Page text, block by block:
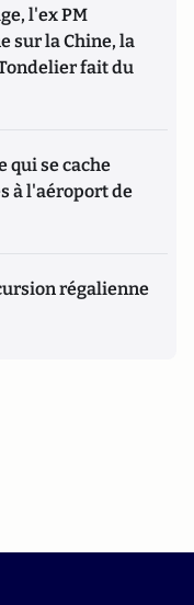
l'ex PM
sur la Chine, la
fait du
qui se cache
à l'aéroport de
régalienne